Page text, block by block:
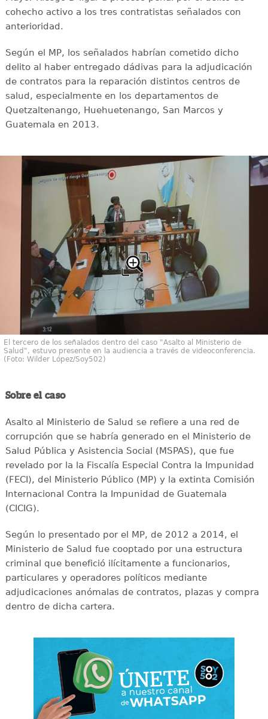
cohecho activo a los tres contratistas señalados con
anterioridad.
Según el MP, los señalados habrían cometido dicho
delito al haber entregado dádivas para la adjudicación
de contratos para la reparación distintos centros de
salud, especialmente en los departamentos de
Quetzaltenango, Huehuetenango, San Marcos y
Guatemala en 2013.
El tercero de los señalados dentro del caso "Asalto al Ministerio de
Salud", estuvo presente en la audiencia a través de videoconferencia.
(Foto: Wilder López/Soy502)
Sobre el caso
Asalto al Ministerio de Salud se refiere a una red de
corrupción que se habría generado en el Ministerio de
Salud Pública y Asistencia Social (MSPAS), que fue
revelado por la la Fiscalía Especial Contra la Impunidad
(FECI), del Ministerio Público (MP) y la extinta Comisión
Internacional Contra la Impunidad de Guatemala
(CICIG).
Según lo presentado por el MP, de 2012 a 2014, el
Ministerio de Salud fue cooptado por una estructura
criminal que benefició ilícitamente a funcionarios,
particulares y operadores políticos mediante
adjudicaciones anómalas de contratos, plazas y compra
dentro de dicha cartera.